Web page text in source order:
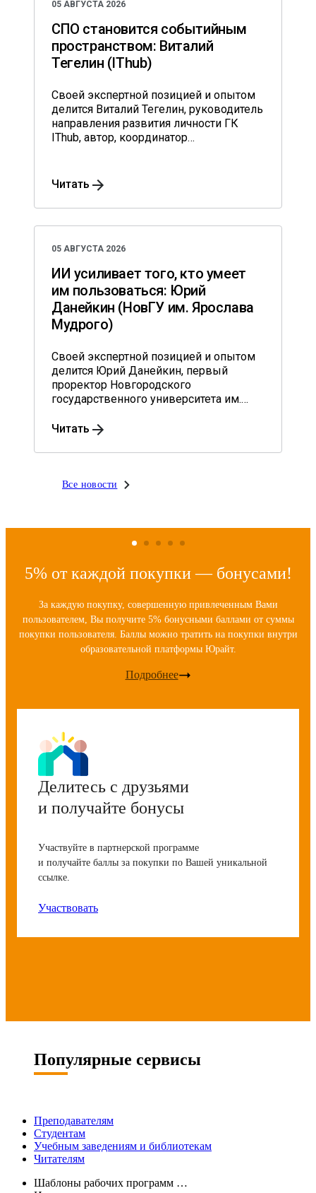
05 АВГУСТА 2026
СПО становится событийным
пространством: Виталий
Тегелин (IThub)
Своей экспертной позицией и опытом
делится Виталий Тегелин, руководитель
направления развития личности ГК
IThub, автор, координатор
Читать
05 АВГУСТА 2026
ИИ усиливает того, кто умеет
им пользоваться: Юрий
Данейкин (НовГУ им. Ярослава
Мудрого)
Своей экспертной позицией и опытом
делится Юрий Данейкин, первый
проректор Новгородского
государственного университета им.
экономических наук.
Читать
Все новости
5% от каждой покупки — бонусами!
За каждую покупку, совершенную привлеченным Вами
пользователем, Вы получите 5% бонусными баллами от суммы
покупки пользователя. Баллы можно тратить на покупки внутри
образовательной платформы Юрайт.
Подробнее
Делитесь с друзьями
и получайте бонусы
Участвуйте в партнерской программе
и получайте баллы за покупки по Вашей уникальной
ссылке.
Участвовать
Популярные сервисы
Преподавателям
Студентам
Учебным заведениям и библиотекам
Читателям
Шаблоны рабочих программ …